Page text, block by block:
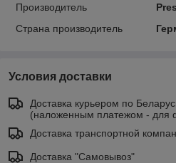
Производитель
Страна производитель
Условия доставки
Доставка курьером по
(наложенным платежом - для
Доставка транспортной
Доставка "Самовывоз"